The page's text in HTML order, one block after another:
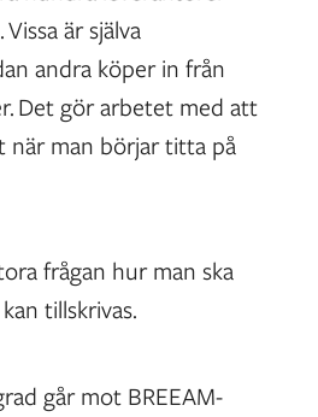
är själva
andra köper in från
Det gör arbetet med att
när man börjar titta på
frågan hur man ska
tillskrivas.
går mot BREEAM-